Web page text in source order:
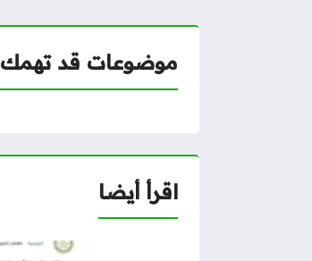
موضوعات قد تهمك
اقرأ أيضا